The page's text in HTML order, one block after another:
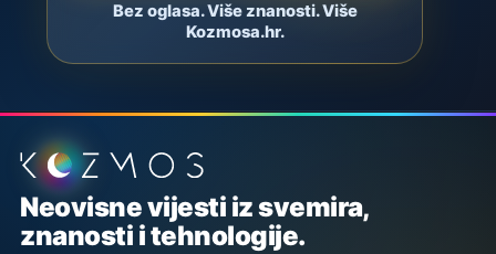
Bez oglasa. Više znanosti. Više
Kozmosa.hr.
Podnožje stranice
Neovisne vijesti iz svemira,
znanosti i tehnologije.